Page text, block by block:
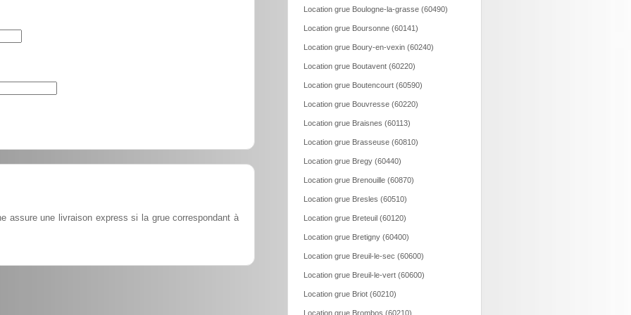
assure une livraison express si la grue correspondant à
Location grue Boulogne-la-grasse (60490)
Location grue Boursonne (60141)
Location grue Boury-en-vexin (60240)
Location grue Boutavent (60220)
Location grue Boutencourt (60590)
Location grue Bouvresse (60220)
Location grue Braisnes (60113)
Location grue Brasseuse (60810)
Location grue Bregy (60440)
Location grue Brenouille (60870)
Location grue Bresles (60510)
Location grue Breteuil (60120)
Location grue Bretigny (60400)
Location grue Breuil-le-sec (60600)
Location grue Breuil-le-vert (60600)
Location grue Briot (60210)
Location grue Brombos (60210)